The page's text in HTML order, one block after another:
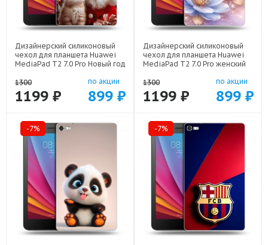
Дизайнерский силиконовый
чехол для планшета Huawei
MediaPad T2 7.0 Pro Новый год
1300
1199 ₽
по акции
899 ₽
Дизайнерский силиконовый
чехол для планшета Huawei
MediaPad T2 7.0 Pro женский
1300
1199 ₽
по акции
899 ₽
-7% -7%